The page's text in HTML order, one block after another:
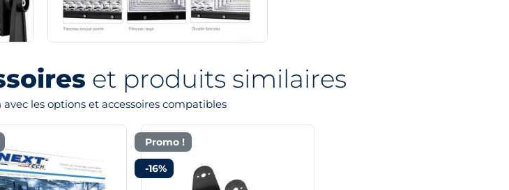
et produits similaires
les options et accessoires compatibles
Promo !
-16%